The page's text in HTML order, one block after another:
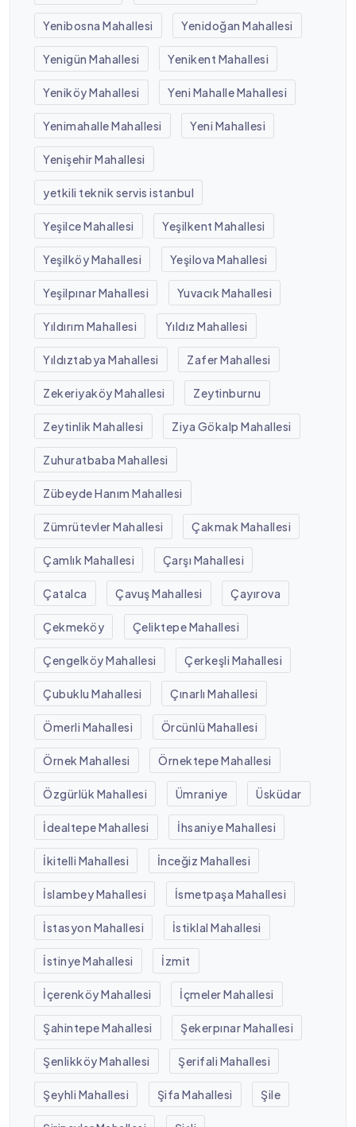
Yenibosna Mahallesi Yenidoğan Mahallesi
Yenigün Mahallesi Yenikent Mahallesi
Yeniköy Mahallesi Yeni Mahalle Mahallesi
Yenimahalle Mahallesi Yeni Mahallesi
Yenişehir Mahallesi
yetkili teknik servis istanbul
Yeşilce Mahallesi Yeşilkent Mahallesi
Yeşilköy Mahallesi Yeşilova Mahallesi
Yeşilpınar Mahallesi Yuvacık Mahallesi
Yıldırım Mahallesi Yıldız Mahallesi
Yıldıztabya Mahallesi Zafer Mahallesi
Zekeriyaköy Mahallesi Zeytinburnu
Zeytinlik Mahallesi Ziya Gökalp Mahallesi
Zuhuratbaba Mahallesi
Zübeyde Hanım Mahallesi
Zümrütevler Mahallesi Çakmak Mahallesi
Çamlık Mahallesi Çarşı Mahallesi
Çatalca Çavuş Mahallesi Çayırova
Çekmeköy Çeliktepe Mahallesi
Çengelköy Mahallesi Çerkeşli Mahallesi
Çubuklu Mahallesi Çınarlı Mahallesi
Ömerli Mahallesi Örcünlü Mahallesi
Örnek Mahallesi Örnektepe Mahallesi
Özgürlük Mahallesi Ümraniye Üsküdar
İdealtepe Mahallesi İhsaniye Mahallesi
İkitelli Mahallesi İnceğiz Mahallesi
İslambey Mahallesi İsmetpaşa Mahallesi
İstasyon Mahallesi İstiklal Mahallesi
İstinye Mahallesi İzmit
İçerenköy Mahallesi İçmeler Mahallesi
Şahintepe Mahallesi Şekerpınar Mahallesi
Şenlikköy Mahallesi Şerifali Mahallesi
Şeyhli Mahallesi Şifa Mahallesi Şile